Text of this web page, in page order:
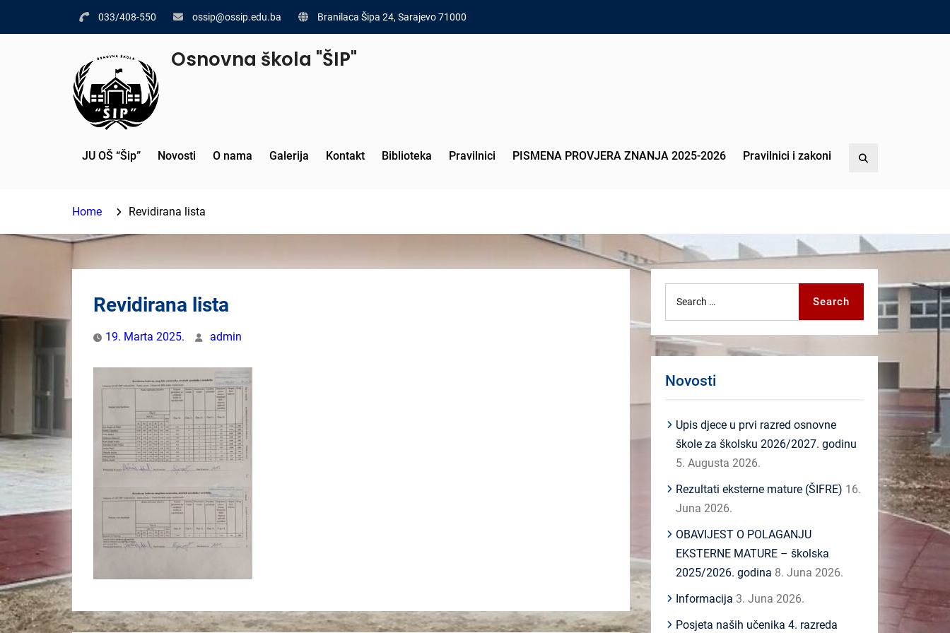
033/408-550 ossip@ossip.edu.ba Branilaca Šipa 24, Sarajevo 71000
Osnovna škola "ŠIP"
JU OŠ “Šip” Novosti O nama Galerija Kontakt Biblioteka Pravilnici PISMENA PROVJERA ZNANJA 2025-2026 Pravilnici i zakoni
Home Revidirana lista
Revidirana lista
19. Marta 2025. admin
Search
Novosti
Upis djece u prvi razred osnovne
škole za školsku 2026/2027. godinu
5. Augusta 2026.
Rezultati eksterne mature (ŠIFRE) 16.
Juna 2026.
OBAVIJEST O POLAGANJU
EKSTERNE MATURE – školska
2025/2026. godina 8. Juna 2026.
Informacija 3. Juna 2026.
Posjeta naših učenika 4. razreda